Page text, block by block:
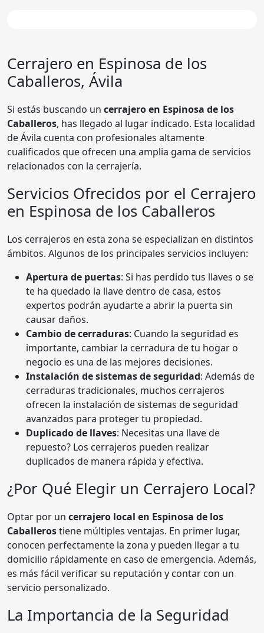
Cerrajero en Espinosa de los
Caballeros, Ávila
Si estás buscando un cerrajero en Espinosa de los
Caballeros, has llegado al lugar indicado. Esta localidad
de Ávila cuenta con profesionales altamente
cualificados que ofrecen una amplia gama de servicios
relacionados con la cerrajería.
Servicios Ofrecidos por el Cerrajero
en Espinosa de los Caballeros
Los cerrajeros en esta zona se especializan en distintos
ámbitos. Algunos de los principales servicios incluyen:
Apertura de puertas: Si has perdido tus llaves o se
te ha quedado la llave dentro de casa, estos
expertos podrán ayudarte a abrir la puerta sin
causar daños.
Cambio de cerraduras: Cuando la seguridad es
importante, cambiar la cerradura de tu hogar o
negocio es una de las mejores decisiones.
Instalación de sistemas de seguridad: Además de
cerraduras tradicionales, muchos cerrajeros
ofrecen la instalación de sistemas de seguridad
avanzados para proteger tu propiedad.
Duplicado de llaves: Necesitas una llave de
repuesto? Los cerrajeros pueden realizar
duplicados de manera rápida y efectiva.
¿Por Qué Elegir un Cerrajero Local?
Optar por un cerrajero local en Espinosa de los
Caballerostiene múltiples ventajas. En primer lugar,
conocen perfectamente la zona y pueden llegar a tu
domicilio rápidamente en caso de emergencia. Además,
es más fácil verificar su reputación y contar con un
servicio personalizado.
La Importancia de la Seguridad